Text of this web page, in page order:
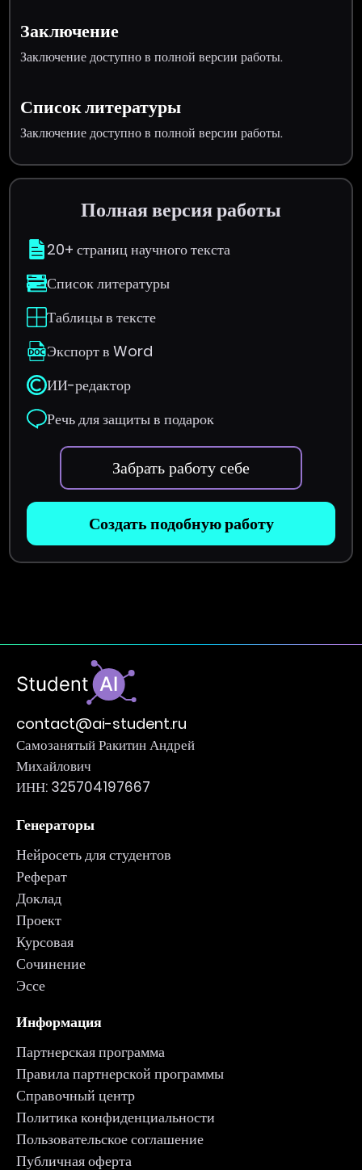
Заключение
Заключение доступно в полной версии работы.
Список литературы
Заключение доступно в полной версии работы.
Полная версия работы
20+ страниц научного текста
Список литературы
Таблицы в тексте
Экспорт в Word
ИИ-редактор
Речь для защиты в подарок
Забрать работу себе
Создать подобную работу
contact@ai-student.ru
Самозанятый Ракитин Андрей
Михайлович
ИНН: 325704197667
Генераторы
Нейросеть для студентов
Реферат
Доклад
Проект
Курсовая
Сочинение
Эссе
Информация
Партнерская программа
Правила партнерской программы
Справочный центр
Политика конфиденциальности
Пользовательское соглашение
Публичная оферта